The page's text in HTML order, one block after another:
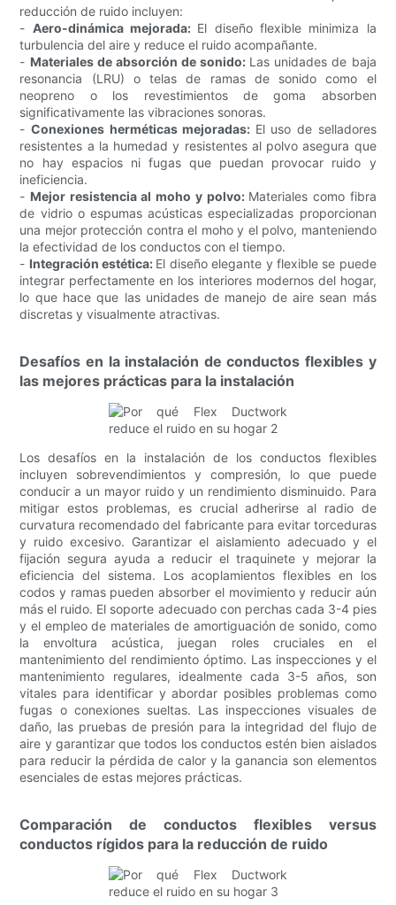
reducción de ruido incluyen:
- Aero-dinámica mejorada: El diseño flexible minimiza la
turbulencia del aire y reduce el ruido acompañante.
- Materiales de absorción de sonido: Las unidades de baja
resonancia (LRU) o telas de ramas de sonido como el
neopreno o los revestimientos de goma absorben
significativamente las vibraciones sonoras.
- Conexiones herméticas mejoradas: El uso de selladores
resistentes a la humedad y resistentes al polvo asegura que
no hay espacios ni fugas que puedan provocar ruido y
ineficiencia.
- Mejor resistencia al moho y polvo: Materiales como fibra
de vidrio o espumas acústicas especializadas proporcionan
una mejor protección contra el moho y el polvo, manteniendo
la efectividad de los conductos con el tiempo.
- Integración estética: El diseño elegante y flexible se puede
integrar perfectamente en los interiores modernos del hogar,
lo que hace que las unidades de manejo de aire sean más
discretas y visualmente atractivas.
Desafíos en la instalación de conductos flexibles y
las mejores prácticas para la instalación
Los desafíos en la instalación de los conductos flexibles
incluyen sobrevendimientos y compresión, lo que puede
conducir a un mayor ruido y un rendimiento disminuido. Para
mitigar estos problemas, es crucial adherirse al radio de
curvatura recomendado del fabricante para evitar torceduras
y ruido excesivo. Garantizar el aislamiento adecuado y el
fijación segura ayuda a reducir el traquinete y mejorar la
eficiencia del sistema. Los acoplamientos flexibles en los
codos y ramas pueden absorber el movimiento y reducir aún
más el ruido. El soporte adecuado con perchas cada 3-4 pies
y el empleo de materiales de amortiguación de sonido, como
la envoltura acústica, juegan roles cruciales en el
mantenimiento del rendimiento óptimo. Las inspecciones y el
mantenimiento regulares, idealmente cada 3-5 años, son
vitales para identificar y abordar posibles problemas como
fugas o conexiones sueltas. Las inspecciones visuales de
daño, las pruebas de presión para la integridad del flujo de
aire y garantizar que todos los conductos estén bien aislados
para reducir la pérdida de calor y la ganancia son elementos
esenciales de estas mejores prácticas.
Comparación de conductos flexibles versus
conductos rígidos para la reducción de ruido